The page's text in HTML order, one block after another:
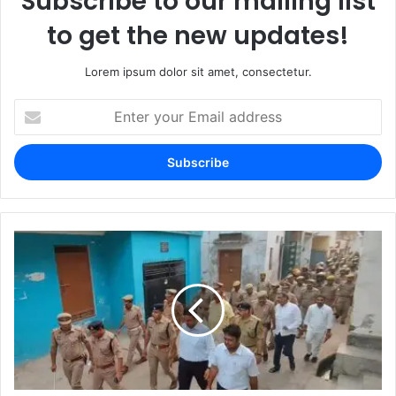
to get the new updates!
Lorem ipsum dolor sit amet, consectetur.